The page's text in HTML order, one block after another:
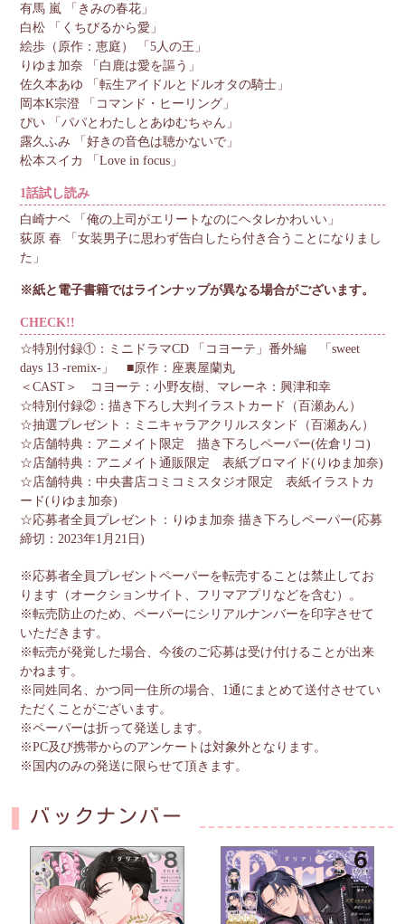
有馬 嵐 「きみの春花」
白松 「くちびるから愛」
絵歩（原作：恵庭） 「5人の王」
りゆま加奈 「白鹿は愛を謳う」
佐久本あゆ 「転生アイドルとドルオタの騎士」
岡本K宗澄 「コマンド・ヒーリング」
ぴい 「パパとわたしとあゆむちゃん」
露久ふみ 「好きの音色は聴かないで」
松本スイカ 「Love in focus」
1話試し読み
白崎ナベ 「俺の上司がエリートなのにヘタレかわいい」
荻原 春 「女装男子に思わず告白したら付き合うことになりまし
た」
※紙と電子書籍ではラインナップが異なる場合がございます。
CHECK!!
☆特別付録①：ミニドラマCD 「コヨーテ」番外編 「sweet
days 13 -remix-」 ■原作：座裏屋蘭丸
＜CAST＞ コヨーテ：小野友樹、マレーネ：興津和幸
☆特別付録②：描き下ろし大判イラストカード（百瀬あん）
☆抽選プレゼント：ミニキャラアクリルスタンド（百瀬あん）
☆店舗特典：アニメイト限定 描き下ろしペーパー(佐倉リコ)
☆店舗特典：アニメイト通販限定 表紙ブロマイド(りゆま加奈)
☆店舗特典：中央書店コミコミスタジオ限定 表紙イラストカ
ード(りゆま加奈)
☆応募者全員プレゼント：りゆま加奈 描き下ろしペーパー(応募
締切：2023年1月21日)
※応募者全員プレゼントペーパーを転売することは禁止してお
ります（オークションサイト、フリマアプリなどを含む）。
※転売防止のため、ペーパーにシリアルナンバーを印字させて
いただきます。
※転売が発覚した場合、今後のご応募は受け付けることが出来
かねます。
※同姓同名、かつ同一住所の場合、1通にまとめて送付させてい
ただくことがございます。
※ペーパーは折って発送します。
※PC及び携帯からのアンケートは対象外となります。
※国内のみの発送に限らせて頂きます。
バックナンバー